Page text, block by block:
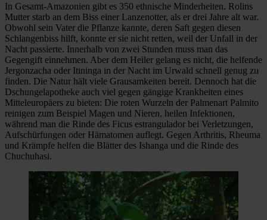
In Gesamt-Amazonien gibt es 350 ethnische Minderheiten. Rolins
Mutter starb an dem Biss einer Lanzenotter, als er drei Jahre alt war.
Obwohl sein Vater die Pflanze kannte, deren Saft gegen diesen
Schlangenbiss hilft, konnte er sie nicht retten, weil der Unfall in der
Nacht passierte. Innerhalb von zwei Stunden muss man das
Gegengift einnehmen. Aber dem Heiler gelang es nicht, die helfende
Jergonzacha oder Itininga in der Nacht im Urwald schnell genug zu
finden. Die Natur hält viele Grausamkeiten bereit. Dennoch hat die
Dschungelapotheke auch viel gegen gängige Krankheiten eines
Mitteleuropäers zu bieten: Die roten Wurzeln der Palmenart Palmito
reinigen zum Beispiel Magen und Nieren, heilen Infektionen,
während man die Rinde des Ficus estrangulador bei Verletzungen,
Aufschürfungen oder Hämatomen auflegt. Gegen Arthritis, Rheuma
und Krämpfe helfen die Blätter des Ishanga und die Rinde des
Chuchuhasi.